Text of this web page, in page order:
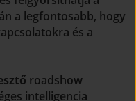
a legfontosabb, hogy
és a
roadshow
intelligencia